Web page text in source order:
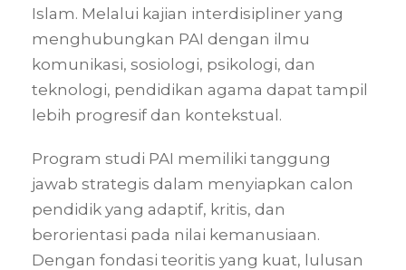
Islam. Melalui kajian interdisipliner yang
menghubungkan PAI dengan ilmu
komunikasi, sosiologi, psikologi, dan
teknologi, pendidikan agama dapat tampil
lebih progresif dan kontekstual.
Program studi PAI memiliki tanggung
jawab strategis dalam menyiapkan calon
pendidik yang adaptif, kritis, dan
berorientasi pada nilai kemanusiaan.
Dengan fondasi teoritis yang kuat, lulusan